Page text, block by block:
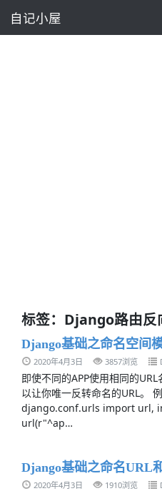
自记小屋
标签：Django路由反
Django基础之命名空间
2020年4月3日 3857浏览
即使不同的APP使用相同的
以让你唯一反转命名的URL。
django.conf.urls import url,
url(r"^ap…
Django基础之命名URL
2020年4月3日 1910浏览